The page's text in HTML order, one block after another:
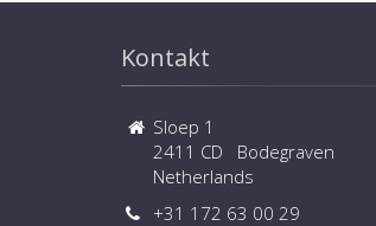
Kontakt
Sloep 1
2411 CD Bodegraven
Netherlands
+31 172 63 00 29